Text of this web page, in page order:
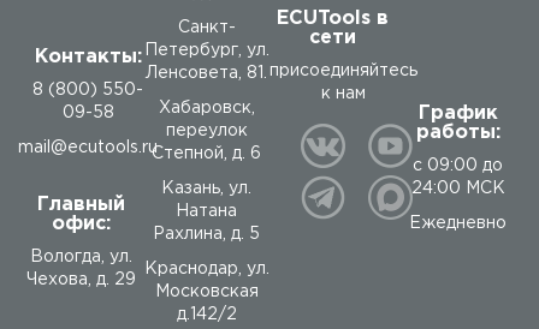
Контакты:
8 (800) 550-
09-58
mail@ecutools.ru
Главный
офис:
Вологда, ул.
Чехова, д. 29
Санкт-
Петербург, ул.
Ленсовета, 81.
Хабаровск,
переулок
Степной, д. 6
Казань, ул.
Натана
Рахлина, д. 5
Краснодар, ул.
Московская
д.142/2
ECUTools в
сети
присоединяйтесь
к нам
График
работы:
с 09:00 до
24:00 МСК
Ежедневно